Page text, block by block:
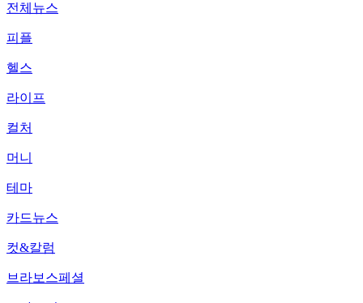
전체뉴스
피플
헬스
라이프
컬처
머니
테마
카드뉴스
컷&칼럼
브라보스페셜